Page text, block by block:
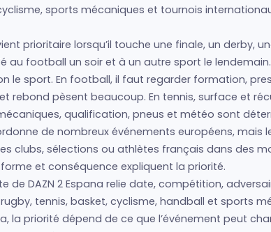
sports mécaniques et tournois
prioritaire lorsqu’il touche une finale, un derby,
au football un soir et à un autre sport le
le sport. En football, il faut regarder formation,
rebond pèsent beaucoup. En tennis, surface et
qualification, pneus et météo sont
de nombreux événements européens,
clubs, sélections ou athlètes français dans des
et conséquence expliquent la priorité.
de DAZN 2 Espana relie date, compétition,
tennis, basket, cyclisme, handball et sports
la priorité dépend de ce que l’événement peut